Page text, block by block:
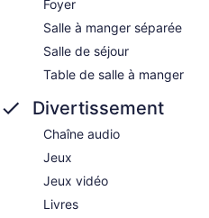
Foyer
Salle à manger séparée
Salle de séjour
Table de salle à manger
Divertissement
Chaîne audio
Jeux
Jeux vidéo
Livres